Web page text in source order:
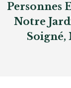
Personnes
Notre
Soigné,